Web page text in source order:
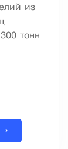
из
тонн